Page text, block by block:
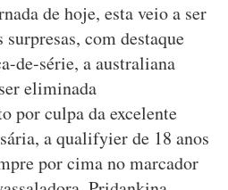
de hoje, esta veio a ser
surpresas, com destaque
de-série, a australiana
eliminada
por culpa da excelente
a qualifyier de 18 anos
por cima no marcador